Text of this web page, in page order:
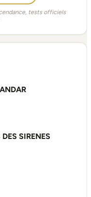
tests officiels
SIRENES